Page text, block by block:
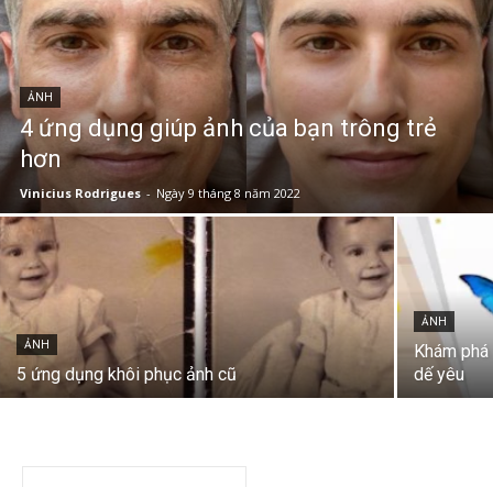
ẢNH
4 ứng dụng giúp ảnh của bạn trông trẻ
hơn
Vinicius Rodrigues - Ngày 9 tháng 8 năm 2022
ẢNH
5 ứng dụng khôi phục ảnh cũ
ẢNH
Khám
dế yêu